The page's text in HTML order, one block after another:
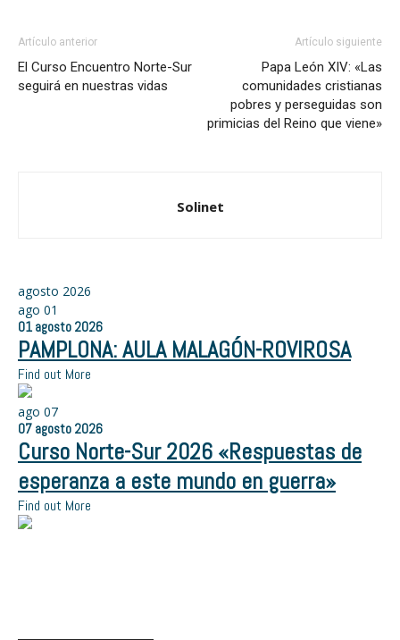
Artículo anterior
El Curso Encuentro Norte-Sur
seguirá en nuestras vidas
Artículo siguiente
Papa León XIV: «Las
comunidades cristianas
pobres y perseguidas son
primicias del Reino que viene»
Solinet
agosto 2026
ago 01
01 agosto 2026
PAMPLONA: AULA MALAGÓN-ROVIROSA
Find out More
ago 07
07 agosto 2026
Curso Norte-Sur 2026 «Respuestas de
esperanza a este mundo en guerra»
Find out More